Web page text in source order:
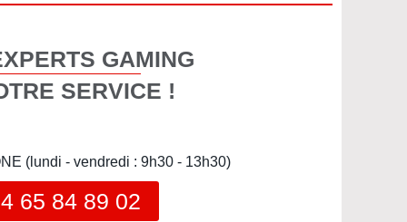
GAMING
SERVICE !
(lundi - vendredi : 9h30 - 13h30)
65 84 89 02